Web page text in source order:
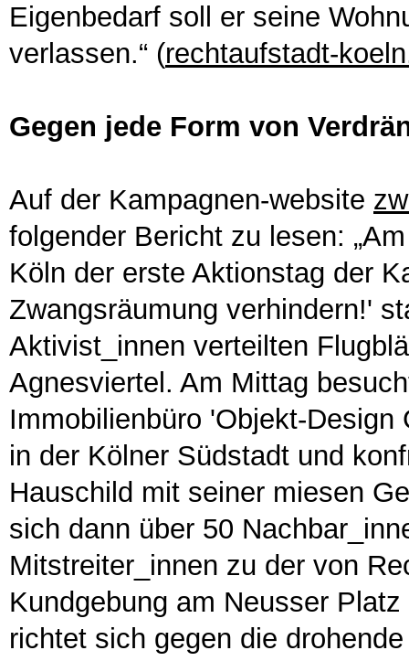
Eigenbedarf soll er seine
verlassen.“ (rechtaufstadt-
Gegen jede Form von
Auf der Kampagnen-website
folgender Bericht zu lesen:
Köln der erste Aktionstag der
Zwangsräumung verhindern!'
Aktivist_innen verteilten
Agnesviertel. Am Mittag
Immobilienbüro 'Objekt-
in der Kölner Südstadt und
Hauschild mit seiner miesen
sich dann über 50
Mitstreiter_innen zu der von
Kundgebung am Neusser
richtet sich gegen die